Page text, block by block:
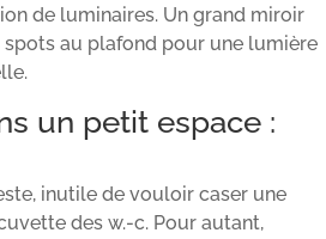
de luminaires. Un grand miroir
au plafond pour une lumière
un petit espace :
inutile de vouloir caser une
des w.-c. Pour autant,